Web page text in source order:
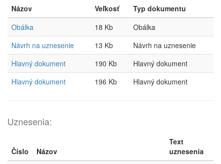
Názov Veľkosť
Typ dokumentu
Obálka
18 Kb
Obálka
Návrh na uznesenie
13 Kb
Návrh na uznesenie
Hlavný dokument
190 Kb
Hlavný dokument
Hlavný dokument
196 Kb Hlavný dokument
Uznesenia:
Číslo Názov
Text
uznesenia